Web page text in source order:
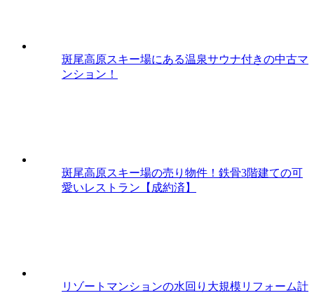
斑尾高原スキー場にある温泉サウナ付きの中古マ
ンション！
斑尾高原スキー場の売り物件！鉄骨3階建ての可
愛いレストラン【成約済】
リゾートマンションの水回り大規模リフォーム計